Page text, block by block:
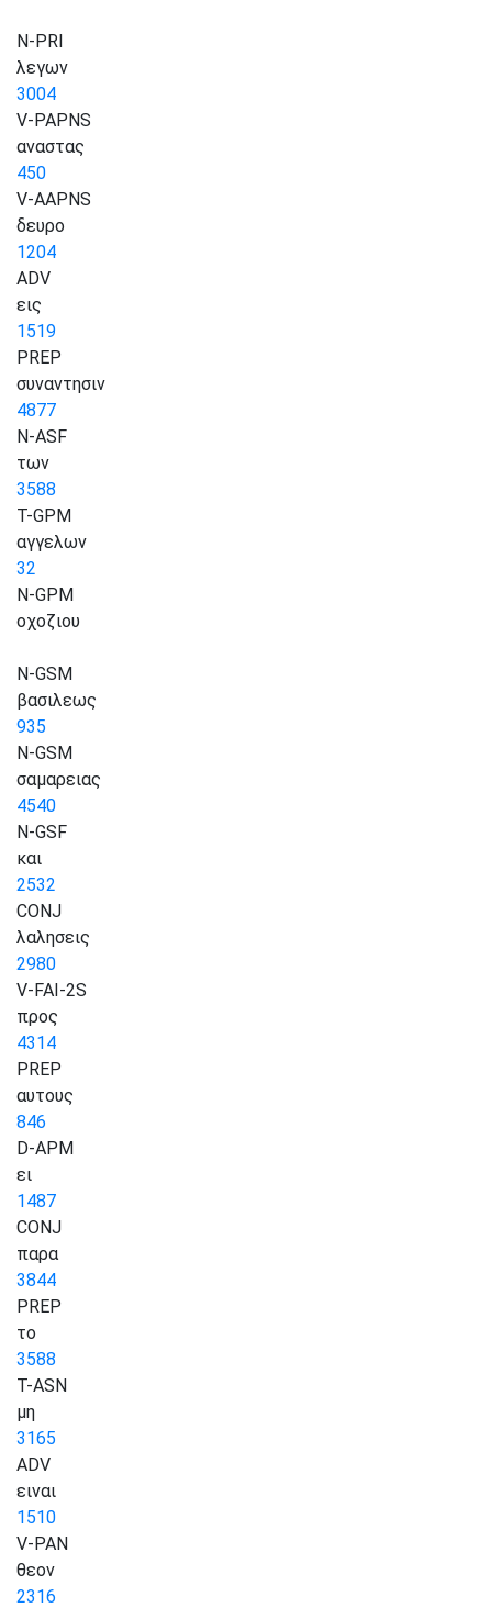
N-PRI
λεγων
3004
V-PAPNS
αναστας
450
V-AAPNS
δευρο
1204
ADV
εις
1519
PREP
συναντησιν
4877
N-ASF
των
3588
T-GPM
αγγελων
32
N-GPM
οχοζιου
N-GSM
βασιλεως
935
N-GSM
σαμαρειας
4540
N-GSF
και
2532
CONJ
λαλησεις
2980
V-FAI-2S
προς
4314
PREP
αυτους
846
D-APM
ει
1487
CONJ
παρα
3844
PREP
το
3588
T-ASN
μη
3165
ADV
ειναι
1510
V-PAN
θεον
2316